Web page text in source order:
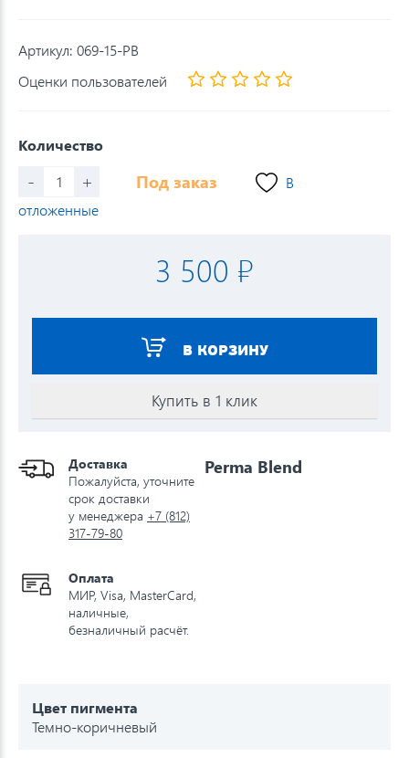
Артикул: 069-15-PB
Оценки пользователей
Количество
- + Под заказ
В
отложенные
3 500 ₽
В КОРЗИНУ
Купить в 1 клик
Доставка
Пожалуйста, уточните
срок доставки
у менеджера +7 (812)
317-79-80
Оплата
МИР, Visa, MasterCard,
наличные,
безналичный расчёт.
Perma Blend
Цвет пигмента
Темно-коричневый